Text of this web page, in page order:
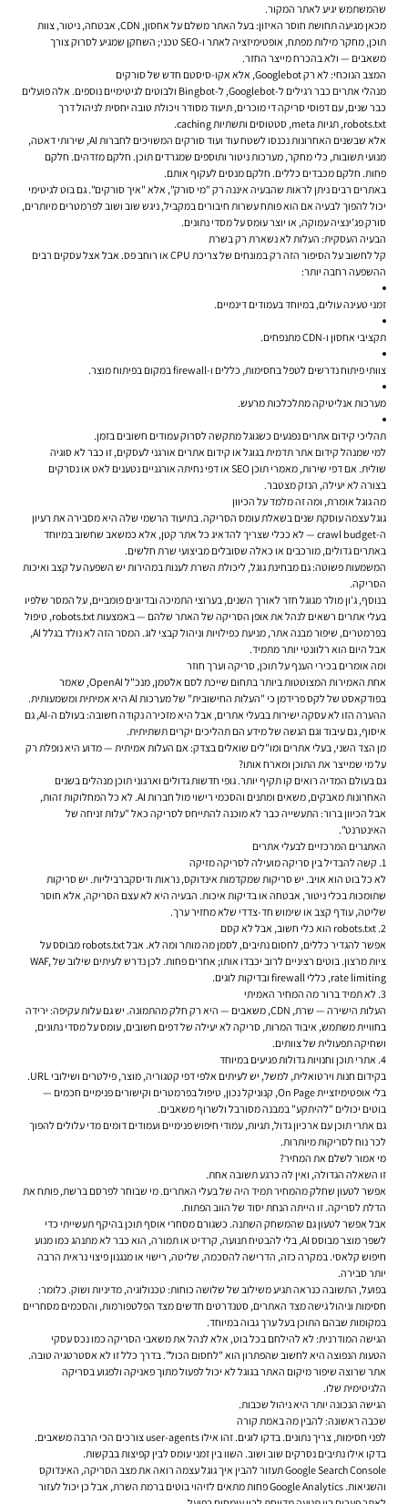
שהמשתמש יגיע לאתר המקור.
מכאן מגיעה תחושת חוסר האיזון: בעל האתר משלם על אחסון, CDN, אבטחה, ניטור, צוות
תוכן, מחקר מילות מפתח, אופטימיזציה לאתר ו-SEO טכני; השחקן שמגיע לסרוק צורך
משאבים — ולא בהכרח מייצר החזר.
המצב הנוכחי: לא רק Googlebot, אלא אקו-סיסטם חדש של סורקים
מנהלי אתרים כבר רגילים ל-Googlebot, ל-Bingbot ולבוטים לגיטימיים נוספים. אלה פועלים
כבר שנים, עם דפוסי סריקה די מוכרים, תיעוד מסודר ויכולת טובה יחסית לניהול דרך
robots.txt, תגיות meta, סטטוסים ותשתיות caching.
אלא שבשנים האחרונות נכנסו לשטח עוד ועוד סורקים המשויכים לחברות AI, שירותי דאטה,
מנועי תשובות, כלי מחקר, מערכות ניטור ותוספים שמגרדים תוכן. חלקם מזדהים. חלקם
פחות. חלקם מכבדים כללים. חלקם מנסים לעקוף אותם.
באתרים רבים ניתן לראות שהבעיה איננה רק "מי סורק", אלא "איך סורקים". גם בוט לגיטימי
יכול להפוך לבעיה אם הוא פותח עשרות חיבורים במקביל, ניגש שוב ושוב לפרמטרים מיותרים,
סורק פג'ינציה עמוקה, או יוצר עומס על מסדי נתונים.
הבעיה העסקית: העלות לא נשארת רק בשרת
קל לחשוב על הסיפור הזה רק במונחים של צריכת CPU או רוחב פס. אבל אצל עסקים רבים
ההשפעה רחבה יותר:
זמני טעינה עולים, במיוחד בעמודים דינמיים.
תקציבי אחסון ו-CDN מתנפחים.
צוותי פיתוח נדרשים לטפל בחסימות, כללים ו-firewall במקום בפיתוח מוצר.
מערכות אנליטיקה מתלכלכות מרעש.
תהליכי קידום אתרים נפגעים כשגוגל מתקשה לסרוק עמודים חשובים בזמן.
למי שמנהל קידום אתר תדמית בגוגל או קידום אתרים אורגני לעסקים, זו כבר לא סוגיה
שולית. אם דפי שירות, מאמרי תוכן SEO או דפי נחיתה אורגניים נטענים לאט או נסרקים
בצורה לא יעילה, הנזק מצטבר.
מה גוגל אומרת, ומה זה מלמד על הכיוון
גוגל עצמה עוסקת שנים בשאלת עומס הסריקה. בתיעוד הרשמי שלה היא מסבירה את רעיון
ה-crawl budget — לא ככלי שצריך להדאיג כל אתר קטן, אלא כמשאב שחשוב במיוחד
באתרים גדולים, מורכבים או כאלה שסובלים מביצועי שרת חלשים.
המשמעות פשוטה: גם מבחינת גוגל, ליכולת השרת לענות במהירות יש השפעה על קצב ואיכות
הסריקה.
בנוסף, ג'ון מולר מגוגל חזר לאורך השנים, בערוצי התמיכה ובדיונים פומביים, על המסר שלפיו
בעלי אתרים רשאים לנהל את אופן הסריקה של האתר שלהם — באמצעות robots.txt, טיפול
בפרמטרים, שיפור מבנה אתר, מניעת כפילויות וניהול קבצי לוג. המסר הזה לא נולד בגלל AI,
אבל היום הוא רלוונטי יותר מתמיד.
ומה אומרים בכירי הענף על תוכן, סריקה וערך חוזר
אחת האמירות המצוטטות ביותר בתחום שייכת לסם אלטמן, מנכ"ל OpenAI, שאמר
בפודקאסט של לקס פרידמן כי "העלות החישובית" של מערכות AI היא אמיתית ומשמעותית.
ההערה הזו לא עסקה ישירות בבעלי אתרים, אבל היא מזכירה נקודה חשובה: בעולם ה-AI, גם
איסוף, גם עיבוד וגם הגשה של מידע הם תהליכים יקרים תשתיתית.
מן הצד השני, בעלי אתרים ומו"לים שואלים בצדק: אם העלות אמיתית — מדוע היא נופלת רק
על מי שמייצר את התוכן ומארח אותו?
גם בעולם המדיה רואים קו תקיף יותר. גופי חדשות גדולים וארגוני תוכן מנהלים בשנים
האחרונות מאבקים, משאים ומתנים והסכמי רישוי מול חברות AI. לא כל המחלוקות זהות,
אבל הכיוון ברור: התעשייה כבר לא מוכנה להתייחס לסריקה כאל "עלות זניחה של
האינטרנט".
האתגרים המרכזיים לבעלי אתרים
1. קשה להבדיל בין סריקה מועילה לסריקה מזיקה
לא כל בוט הוא אויב. יש סריקות שמקדמות אינדוקס, נראות ודיסקברביליות. יש סריקות
שתומכות בכלי ניטור, אבטחה או בדיקות איכות. הבעיה היא לא עצם הסריקה, אלא חוסר
שליטה, עודף קצב או שימוש חד-צדדי שלא מחזיר ערך.
2. robots.txt הוא כלי חשוב, אבל לא קסם
אפשר להגדיר כללים, לחסום נתיבים, לסמן מה מותר ומה לא. אבל robots.txt מבוסס על
ציות מרצון. בוטים רציניים לרוב יכבדו אותו; אחרים פחות. לכן נדרש לעיתים שילוב של WAF,
rate limiting, כללי firewall ובדיקות לוגים.
3. לא תמיד ברור מה המחיר האמיתי
העלות הישירה — שרת, CDN, משאבים — היא רק חלק מהתמונה. יש גם עלות עקיפה: ירידה
בחוויית משתמש, איבוד המרות, סריקה לא יעילה של דפים חשובים, עומס על מסדי נתונים,
ושחיקה תפעולית של צוותים.
4. אתרי תוכן וחנויות גדולות פגיעים במיוחד
בקידום חנות וירטואלית, למשל, יש לעיתים אלפי דפי קטגוריה, מוצר, פילטרים ושילובי URL.
בלי אופטימיזציית On Page, קנוניקל נכון, טיפול בפרמטרים וקישורים פנימיים חכמים —
בוטים יכולים "להיתקע" במבנה מסורבל ולשרוף משאבים.
גם אתרי תוכן עם ארכיון גדול, תגיות, עמודי חיפוש פנימיים ועמודים דומים מדי עלולים להפוך
לכר נוח לסריקות מיותרות.
מי אמור לשלם את המחיר?
זו השאלה הגדולה, ואין לה כרגע תשובה אחת.
אפשר לטעון שחלק מהמחיר תמיד היה של בעלי האתרים. מי שבוחר לפרסם ברשת, פותח את
הדלת לסריקה. זו הייתה הנחת יסוד של הווב הפתוח.
אבל אפשר לטעון גם שהמשחק השתנה. כשגורם מסחרי אוסף תוכן בהיקף תעשייתי כדי
לשפר מוצר מבוסס AI, בלי להבטיח תנועה, קרדיט או תמורה, הוא כבר לא מתנהג כמו מנוע
חיפוש קלאסי. במקרה כזה, הדרישה להסכמה, שליטה, רישוי או מנגנון פיצוי נראית הרבה
יותר סבירה.
בפועל, התשובה כנראה תגיע משילוב של שלושה כוחות: טכנולוגיה, מדיניות ושוק. כלומר:
חסימות וניהול גישה מצד האתרים, סטנדרטים חדשים מצד הפלטפורמות, והסכמים מסחריים
במקומות שבהם התוכן בעל ערך גבוה במיוחד.
הגישה המודרנית: לא להילחם בכל בוט, אלא לנהל את משאבי הסריקה כמו נכס עסקי
הטעות הנפוצה היא לחשוב שהפתרון הוא "לחסום הכול". בדרך כלל זו לא אסטרטגיה טובה.
אתר שרוצה שיפור מיקום האתר בגוגל לא יכול לפעול מתוך פאניקה ולפגוע בסריקה
הלגיטימית שלו.
הגישה הנכונה יותר היא ניהול שכבות.
שכבה ראשונה: להבין מה באמת קורה
לפני חסימות, צריך נתונים. בדקו לוגים. זהו אילו user-agents צורכים הכי הרבה משאבים.
בדקו אילו נתיבים נסרקים שוב ושוב. השוו בין זמני עומס לבין קפיצות בבקשות.
Google Search Console תעזור להבין איך גוגל עצמה רואה את מצב הסריקה, האינדוקס
והשגיאות. Google Analytics פחות מתאים לזיהוי בוטים ברמת השרת, אבל כן יכול לעזור